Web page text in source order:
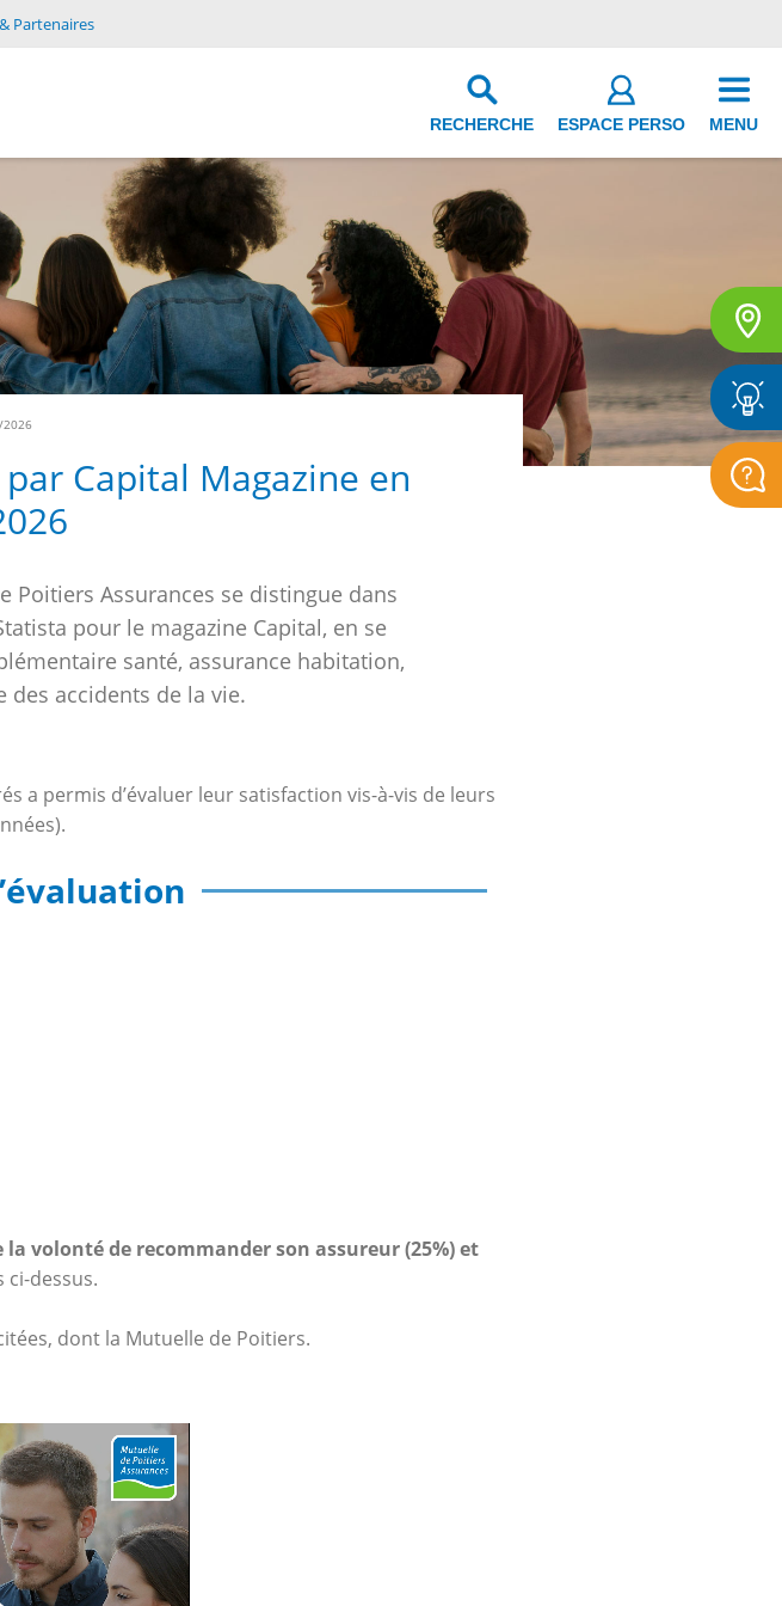
Partenaires
RECHERCHE ESPACE PERSO MENU
Capital Magazine en
Poitiers Assurances se distingue dans
pour le magazine Capital, en se
santé, assurance habitation,
des accidents de la vie.
a permis d’évaluer leur satisfaction vis-à-vis de leurs
volonté de recommander son assureur (25%) et
dessus.
dont la Mutuelle de Poitiers.